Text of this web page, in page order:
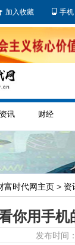
加入收藏 手机
资讯 财经
富时代网主页 > 资
你用手机
发布时间